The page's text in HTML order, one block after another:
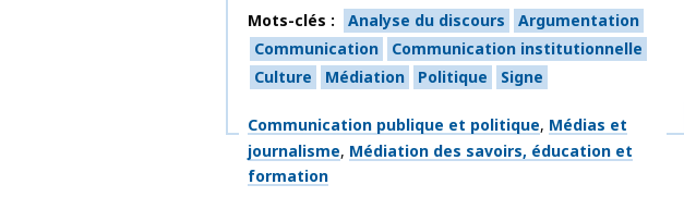
Mots-clés
Analyse du discours
Argumentation
Communication
Communication institutionnelle
Culture
Médiation Politique Signe
Thématiques
Communication publique et politique Médias et
journalisme Médiation des savoirs, éducation et
formation